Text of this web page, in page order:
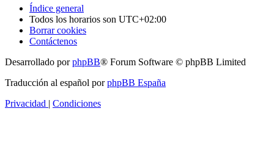
Índice general
Todos los horarios son UTC+02:00
Borrar cookies
Contáctenos
Desarrollado porphpBB® Forum Software © phpBB Limited
Traducción al español porphpBB España
Privacidad | Condiciones